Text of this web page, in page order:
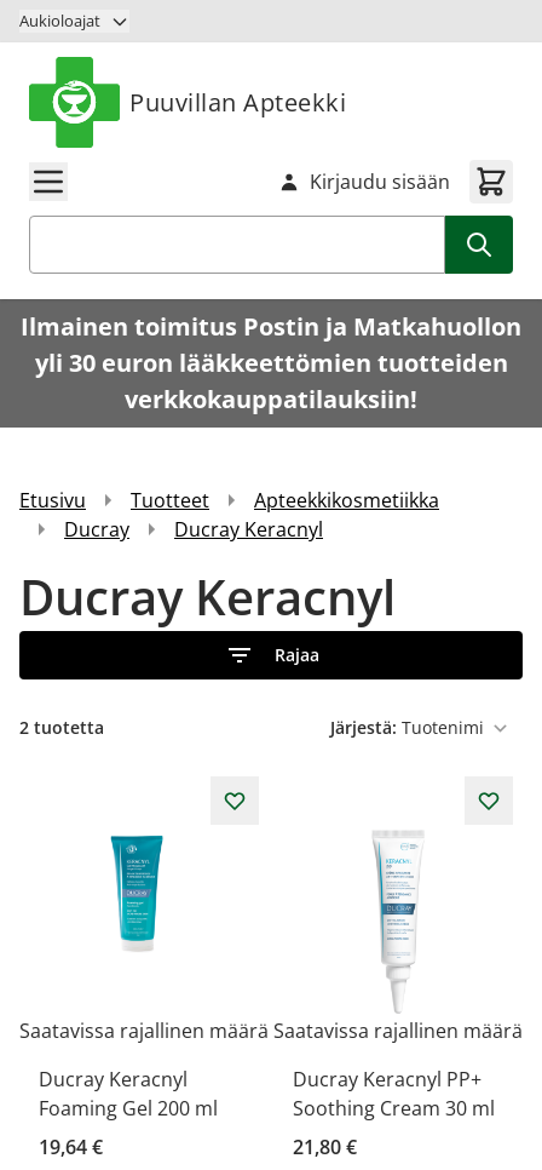
Siirry sisältöön
Aukioloajat
Puuvillan Apteekki
Kirjaudu sisään
Ilmainen toimitus Postin ja Matkahuollon
yli 30 euron lääkkeettömien tuotteiden
verkkokauppatilauksiin!
Etusivu Tuotteet
Apteekkikosmetiikka
Ducray
Ducray Keracnyl
Ducray Keracnyl
Rajaa
2 tuotetta Järjestä:
Saatavissa rajallinen määrä
Ducray Keracnyl
Foaming Gel 200 ml
19,64 €
Saatavissa rajallinen määrä
Ducray Keracnyl PP+
Soothing Cream 30 ml
21,80 €